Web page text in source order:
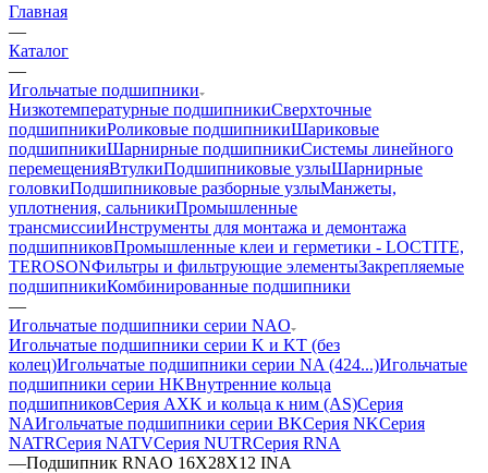
Главная
—
Каталог
—
Игольчатые подшипники
Низкотемпературные подшипникиСверхточные
подшипникиРоликовые подшипникиШариковые
подшипникиШарнирные подшипникиСистемы линейного
перемещенияВтулкиПодшипниковые узлыШарнирные
головкиПодшипниковые разборные узлыМанжеты,
уплотнения, сальникиПромышленные
трансмиссииИнструменты для монтажа и демонтажа
подшипниковПромышленные клеи и герметики - LOCTITE,
TEROSONФильтры и фильтрующие элементыЗакрепляемые
подшипникиКомбинированные подшипники
—
Игольчатые подшипники серии NAO
Игольчатые подшипники серии K и KT (без
колец)Игольчатые подшипники серии NA (424...)Игольчатые
подшипники серии HKВнутренние кольца
подшипниковСерия AXK и кольца к ним (AS)Серия
NAИгольчатые подшипники серии BKСерия NKСерия
NATRСерия NATVСерия NUTRСерия RNA
—Подшипник RNAO 16X28X12 INA